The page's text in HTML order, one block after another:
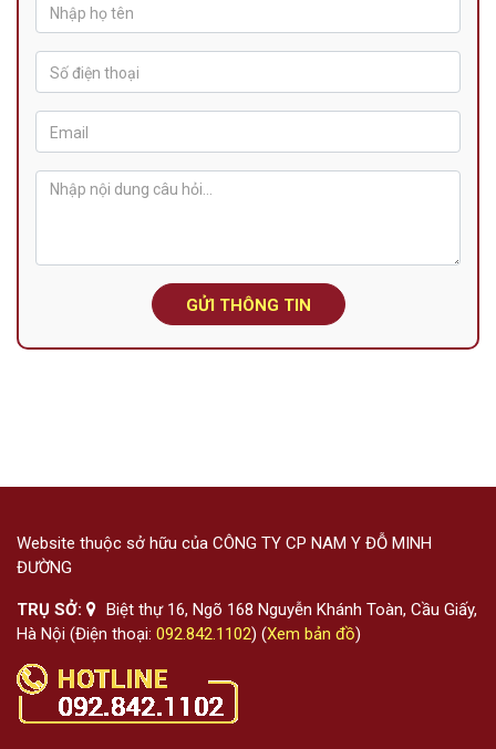
GỬI THÔNG TIN
Website thuộc sở hữu của CÔNG TY CP NAM Y ĐỖ MINH
ĐƯỜNG
TRỤ SỞ:
Biệt thự 16, Ngõ 168 Nguyễn Khánh Toàn, Cầu Giấy,
Hà Nội (Điện thoại: 092.842.1102) (Xem bản đồ)